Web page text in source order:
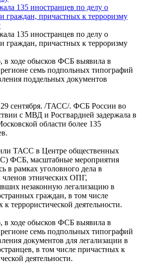
135 иностранцев по делу о
граждан, причастных к терроризму
135 иностранцев по делу о
граждан, причастных к терроризму
в ходе обысков ФСБ выявила в
семь подпольных типографий
поддельных документов
сентября. /ТАСС/. ФСБ России во
с МВД и Росгвардией задержала в
области более 135
ТАСС в Центре общественных
ФСБ, масштабные мероприятия
в рамках уголовного дела в
этнических ОПГ,
незаконную легализацию в
граждан, в том числе
к террористической деятельности.
в ходе обысков ФСБ выявила в
семь подпольных типографий
документов для легализации в
в том числе причастных к
деятельности.